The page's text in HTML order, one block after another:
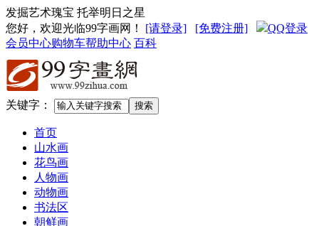
发掘艺术瑰宝 托举明日之星
您好，欢迎光临99字画网 ！ [请登录] [免费注册]
QQ登录
会员中心购物车帮助中心 百科
关键字：
首页
山水画
花鸟画
人物画
动物画
书法区
朝鲜画